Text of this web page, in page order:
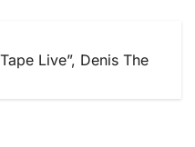
Live”, Denis The